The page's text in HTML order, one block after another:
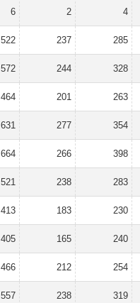
6 2 4
522 237 285
572 244 328
464 201 263
631 277 354
664 266 398
521 238 283
413 183 230
405 165 240
466 212 254
557 238 319